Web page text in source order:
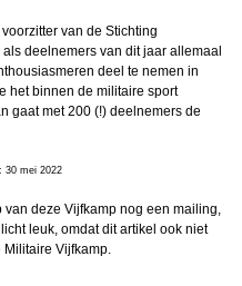
van de Stichting
deelnemers van dit jaar allemaal
deel te nemen in
het binnen de militaire sport
gaat met 200 (!) deelnemers de
30 mei 2022
van deze Vijfkamp nog een mailing,
leuk, omdat dit artikel ook niet
Vijfkamp.